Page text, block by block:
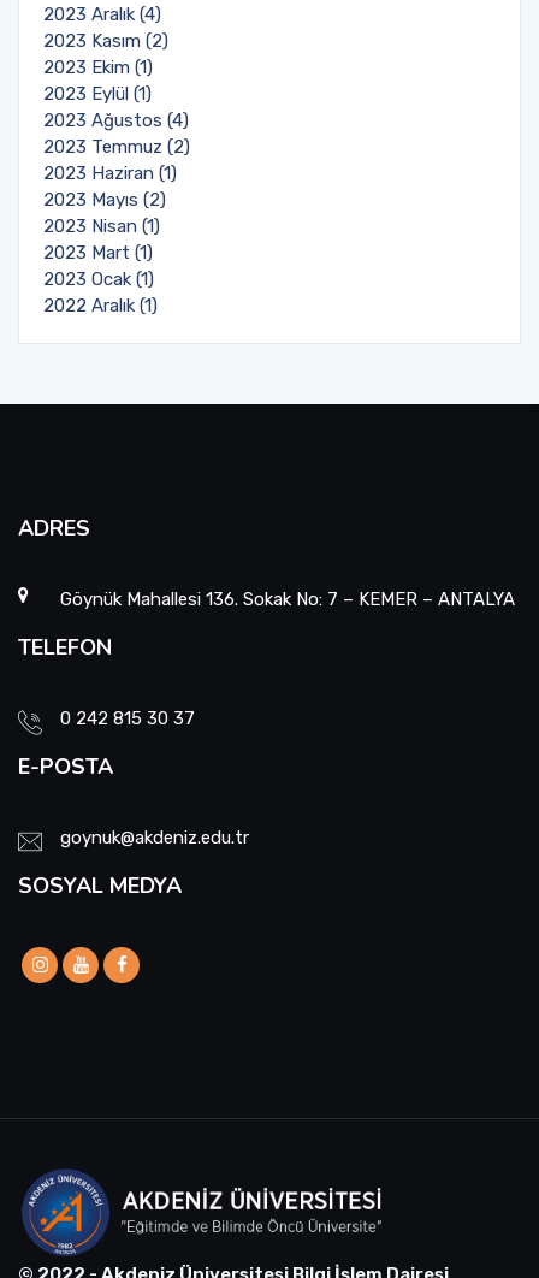
2023 Aralık (4)
2023 Kasım (2)
2023 Ekim (1)
2023 Eylül (1)
2023 Ağustos (4)
2023 Temmuz (2)
2023 Haziran (1)
2023 Mayıs (2)
2023 Nisan (1)
2023 Mart (1)
2023 Ocak (1)
2022 Aralık (1)
ADRES
Göynük Mahallesi 136. Sokak No: 7 – KEMER – ANTALYA
TELEFON
0 242 815 30 37
E-POSTA
goynuk@akdeniz.edu.tr
SOSYAL MEDYA